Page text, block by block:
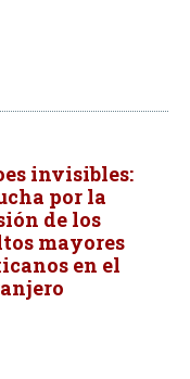
invisibles:
por la
de los
mayores
en el